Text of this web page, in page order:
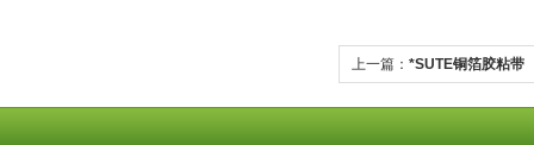
上一篇： *SUTE铜箔胶粘带